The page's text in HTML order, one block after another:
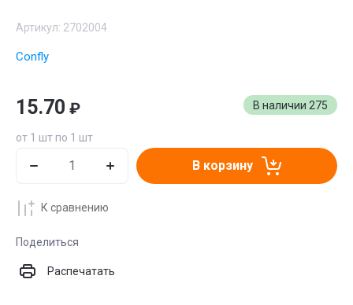
Артикул: 2702004
Confly
В наличии 275
15.70 ₽
от 1 шт по 1 шт
В корзину
К сравнению
Поделиться
Распечатать